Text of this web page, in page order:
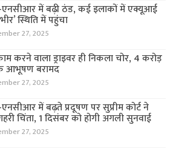
एनसीआर में बढ़ी ठंड, कई इलाकों में एक्यूआई
स्थिति में पहुंचा
27, 2025
करने वाला ड्राइवर ही निकला चोर, 4 करोड़
आभूषण बरामद
27, 2025
में बढ़ते प्रदूषण पर सुप्रीम कोर्ट ने
चिंता, 1 दिसंबर को होगी अगली सुनवाई
27, 2025